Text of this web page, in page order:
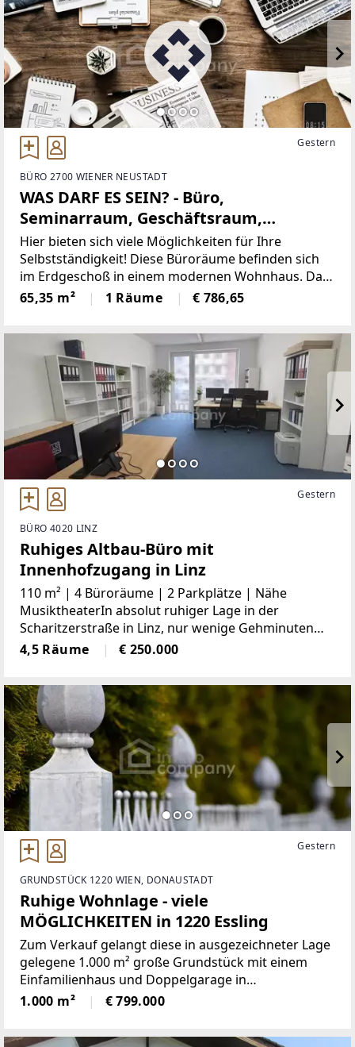
Gestern
BÜRO 2700 WIENER NEUSTADT
WAS DARF ES SEIN? - Büro,
Seminarraum, Geschäftsraum,
Therapieraum...
Hier bieten sich viele Möglichkeiten für Ihre
Selbstständigkeit! Diese Büroräume befinden sich
im Erdgeschoß in einem modernen Wohnhaus. Das
Haus wurde 2018 komplett generalsaniert und auf
neuesten Stand gebracht. Modern, smart und auf
65,35 m² 1 Räume € 786,65
Gestern
BÜRO 4020 LINZ
Ruhiges Altbau-Büro mit
Innenhofzugang in Linz
110 m² | 4 Büroräume | 2 Parkplätze | Nähe
MusiktheaterIn absolut ruhiger Lage in der
Scharitzerstraße in Linz, nur wenige Gehminuten
vom Musiktheater und der Straßenbahnstation
Goethekreuzung entfernt, steht ein charmantes
4,5 Räume € 250.000
Gestern
GRUNDSTÜCK 1220 WIEN, DONAUSTADT
Ruhige Wohnlage - viele
MÖGLICHKEITEN in 1220 Essling
Zum Verkauf gelangt diese in ausgezeichneter Lage
gelegene 1.000 m² große Grundstück mit einem
Einfamilienhaus und Doppelgarage in
sanierungsbedürftigem Zustand.Bauklasse: W I
max. 6,5 Meter mBauweise: offen Bebaubarkeit:
1.000 m² € 799.000